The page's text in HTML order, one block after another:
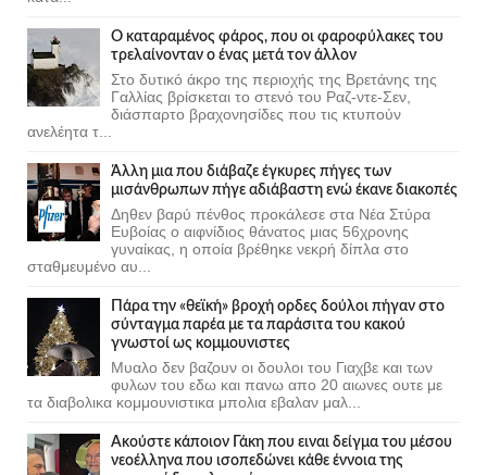
Ο καταραμένος φάρος, που οι φαροφύλακες του
τρελαίνονταν ο ένας μετά τον άλλον
Στο δυτικό άκρο της περιοχής της Βρετάνης της
Γαλλίας βρίσκεται το στενό του Ραζ-ντε-Σεν,
διάσπαρτο βραχονησίδες που τις κτυπούν
ανελέητα τ...
Άλλη μια που διάβαζε έγκυρες πήγες των
μισάνθρωπων πήγε αδιάβαστη ενώ έκανε διακοπές
Δηθεν βαρύ πένθος προκάλεσε στα Νέα Στύρα
Ευβοίας ο αιφνίδιος θάνατος μιας 56χρονης
γυναίκας, η οποία βρέθηκε νεκρή δίπλα στο
σταθμευμένο αυ...
Πάρα την «θεϊκή» βροχή ορδες δούλοι πήγαν στο
σύνταγμα παρέα με τα παράσιτα του κακού
γνωστοί ως κομμουνιστες
Μυαλο δεν βαζουν οι δουλοι του Γιαχβε και των
φυλων του εδω και πανω απο 20 αιωνες ουτε με
τα διαβολικα κομμουνιστικα μπολια εβαλαν μαλ...
Ακούστε κάποιον Γάκη που ειναι δείγμα του μέσου
νεοέλληνα που ισοπεδώνει κάθε έννοια της